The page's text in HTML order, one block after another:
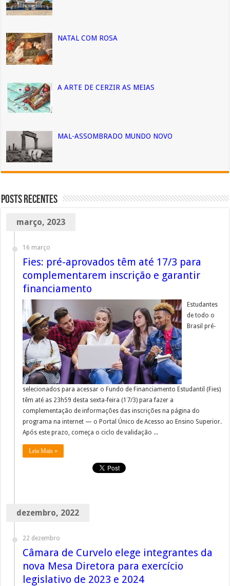
NATAL COM ROSA
A ARTE DE CERZIR AS MEIAS
MAL-ASSOMBRADO MUNDO NOVO
Posts Recentes
março, 2023
16 março
Fies: pré-aprovados têm até 17/3 para
complementarem inscrição e garantir
financiamento
Estudantes
de todo o
Brasil pré-
selecionados para acessar o Fundo de Financiamento Estudantil (Fies)
têm até as 23h59 desta sexta-feira (17/3) para fazer a
complementação de informações das inscrições na página do
programa na internet — o Portal Único de Acesso ao Ensino Superior.
Após este prazo, começa o ciclo de validação ...
Leia Mais »
dezembro, 2022
22 dezembro
Câmara de Curvelo elege integrantes da
nova Mesa Diretora para exercício
legislativo de 2023 e 2024